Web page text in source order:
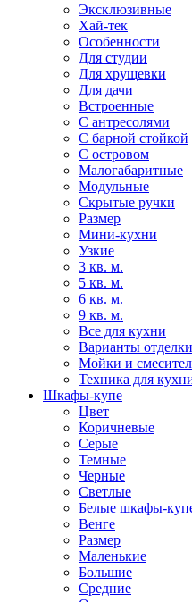
Эксклюзивные
Хай-тек
Особенности
Для студии
Для хрущевки
Для дачи
Встроенные
С антресолями
С барной стойкой
С островом
Малогабаритные
Модульные
Скрытые ручки
Размер
Мини-кухни
Узкие
3 кв. м.
5 кв. м.
6 кв. м.
9 кв. м.
Все для кухни
Варианты отделки
Мойки и
Техника для
Шкафы-купе
Цвет
Коричневые
Серые
Темные
Черные
Светлые
Белые шкафы-
Венге
Размер
Маленькие
Большие
Средние